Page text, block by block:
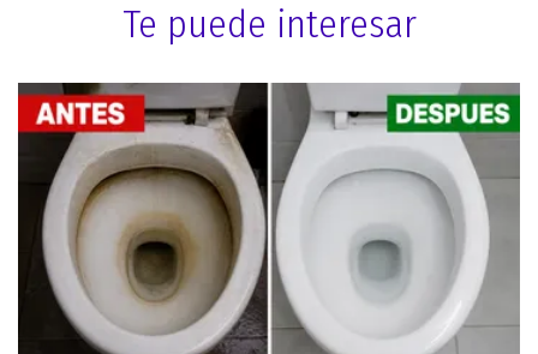
Te puede interesar